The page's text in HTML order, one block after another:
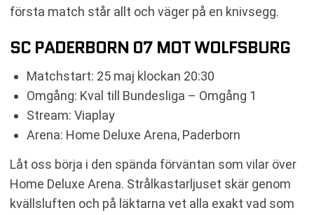
första match står allt och väger på en knivsegg.
SC PADERBORN 07 MOT WOLFSBURG
Matchstart: 25 maj klockan 20:30
Omgång: Kval till Bundesliga – Omgång 1
Stream: Viaplay
Arena: Home Deluxe Arena, Paderborn
Låt oss börja i den spända förväntan som vilar över
Home Deluxe Arena. Strålkastarljuset skär genom
kvällsluften och på läktarna vet alla exakt vad som